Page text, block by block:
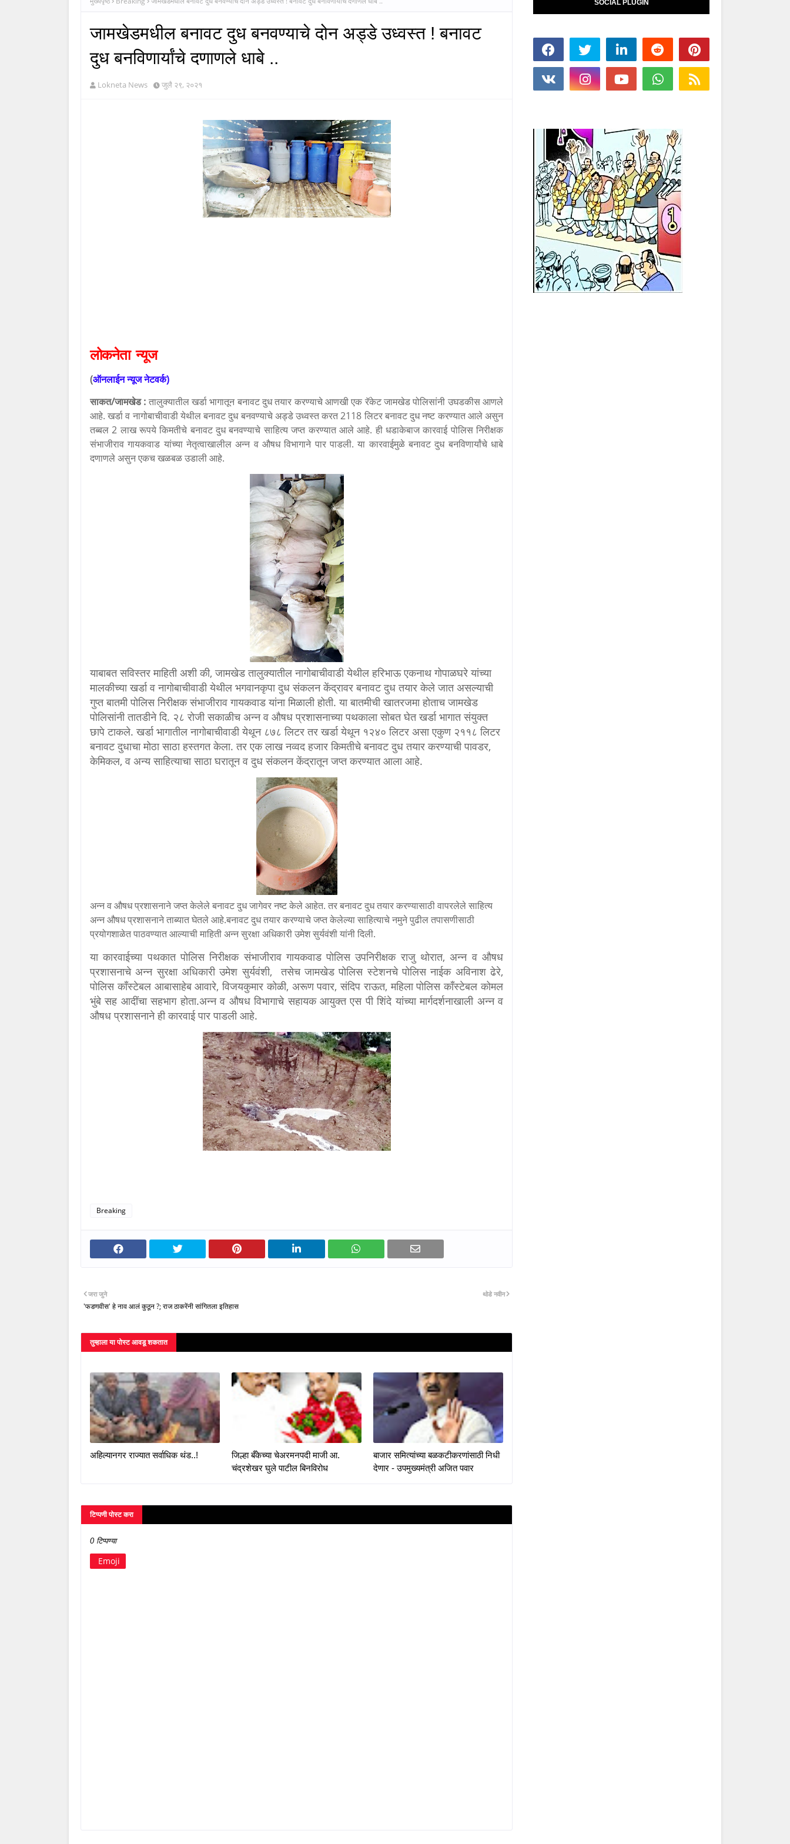
जामखेडमधील बनावट दुध बनवण्याचे दोन अड्डे उध्वस्त ! बनावट
दुध बनविणार्यांचे दणाणले धाबे ..
Lokneta News जुलै २९, २०२१
लोकनेता न्यूज
(ऑनलाईनन्यूजनेटवर्क)
साकत/जामखेड : तालुक्यातील खर्डा भागातून बनावट दुध तयार करण्याचे आणखी एक रॅकेट जामखेड पोलिसांनी उघडकीस आणले
आहे. खर्डा व नागोबाचीवाडी येथील बनावट दुध बनवण्याचे अड्डे उध्वस्त करत 2118 लिटर बनावट दुध नष्ट करण्यात आले असुन
तब्बल 2 लाख रूपये किमतीचे बनावट दुध बनवण्याचे साहित्य जप्त करण्यात आले आहे. ही धडाकेबाज कारवाई पोलिस निरीक्षक
संभाजीराव गायकवाड यांच्या नेतृत्वाखालील अन्न व औषध विभागाने पार पाडली. या कारवाईमुळे बनावट दुध बनविणार्यांचे धाबे
दणाणले असुन एकच खळबळ उडाली आहे.
याबाबत सविस्तर माहिती अशी की, जामखेड तालुक्यातील नागोबाचीवाडी येथील हरिभाऊ एकनाथ गोपाळघरे यांच्या
मालकीच्या खर्डा व नागोबाचीवाडी येथील भगवानकृपा दुध संकलन केंद्रावर बनावट दुध तयार केले जात असल्याची
गुप्त बातमी पोलिस निरीक्षक संभाजीराव गायकवाड यांना मिळाली होती. या बातमीची खातरजमा होताच जामखेड
पोलिसांनी तातडीने दि. २८ रोजी सकाळीच अन्न व औषध प्रशासनाच्या पथकाला सोबत घेत खर्डा भागात संयुक्त
छापे टाकले. खर्डा भागातील नागोबाचीवाडी येथून ८७८ लिटर तर खर्डा येथून १२४० लिटर असा एकुण २११८ लिटर
बनावट दुधाचा मोठा साठा हस्तगत केला. तर एक लाख नव्वद हजार किमतीचे बनावट दुध तयार करण्याची पावडर,
केमिकल, व अन्य साहित्याचा साठा घरातून व दुध संकलन केंद्रातून जप्त करण्यात आला आहे.
अन्न व औषध प्रशासनाने जप्त केलेले बनावट दुध जागेवर नष्ट केले आहेत. तर बनावट दुध तयार करण्यासाठी वापरलेले साहित्य
अन्न औषध प्रशासनाने ताब्यात घेतले आहे.बनावट दुध तयार करण्याचे जप्त केलेल्या साहित्याचे नमुने पुढील तपासणीसाठी
प्रयोगशाळेत पाठवण्यात आल्याची माहिती अन्न सुरक्षा अधिकारी उमेश सुर्यवंशी यांनी दिली.
या कारवाईच्या पथकात पोलिस निरीक्षक संभाजीराव गायकवाड पोलिस उपनिरीक्षक राजु थोरात, अन्न व औषध
प्रशासनाचे अन्न सुरक्षा अधिकारी उमेश सुर्यवंशी, तसेच जामखेड पोलिस स्टेशनचे पोलिस नाईक अविनाश ढेरे,
पोलिस काँस्टेबल आबासाहेब आवारे, विजयकुमार कोळी, अरूण पवार, संदिप राऊत, महिला पोलिस काँस्टेबल कोमल
भुंबे सह आदींचा सहभाग होता.अन्न व औषध विभागाचे सहायक आयुक्त एस पी शिंदे यांच्या मार्गदर्शनाखाली अन्न व
औषध प्रशासनाने ही कारवाई पार पाडली आहे.
Breaking
थोडे नवीन
जरा जुने
'फडणवीस' हे नाव आलं कुठून ?; राज ठाकरेंनी सांगितला इतिहास
तुम्‍हाला या पोस्‍ट आवडू शकतात
अहिल्यानगर राज्यात सर्वाधिक थंड..!
जिल्हा बँकेच्या चेअरमनपदी माजी आ.
चंद्रशेखर घुले पाटील बिनविरोध
बाजार समित्यांच्या बळकटीकरणांसाठी निधी
देणार - उपमुख्यमंत्री अजित पवार
टिप्पणी पोस्ट करा
0 टिप्पण्या
Emoji
SOCIAL PLUGIN